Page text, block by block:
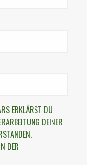
ERKLÄRST DU
DEINER
DER